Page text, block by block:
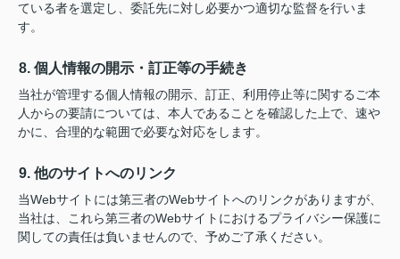
ている者を選定し、委託先に対し必要かつ適切な監督を行いま
す。
8. 個人情報の開示・訂正等の手続き
当社が管理する個人情報の開示、訂正、利用停止等に関するご本
人からの要請については、本人であることを確認した上で、速や
かに、合理的な範囲で必要な対応をします。
9. 他のサイトへのリンク
当Webサイトには第三者のWebサイトへのリンクがありますが、
当社は、これら第三者のWebサイトにおけるプライバシー保護に
関しての責任は負いませんので、予めご了承ください。